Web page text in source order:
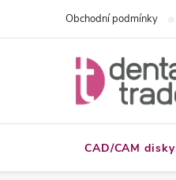
Obchodní podmínky
CAD/CAM disky